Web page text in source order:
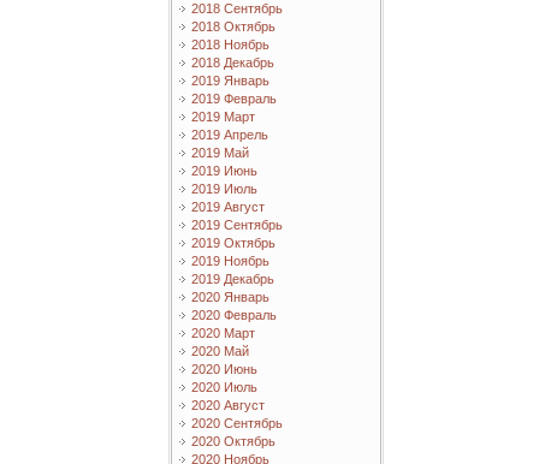
2018 Сентябрь
2018 Октябрь
2018 Ноябрь
2018 Декабрь
2019 Январь
2019 Февраль
2019 Март
2019 Апрель
2019 Май
2019 Июнь
2019 Июль
2019 Август
2019 Сентябрь
2019 Октябрь
2019 Ноябрь
2019 Декабрь
2020 Январь
2020 Февраль
2020 Март
2020 Май
2020 Июнь
2020 Июль
2020 Август
2020 Сентябрь
2020 Октябрь
2020 Ноябрь